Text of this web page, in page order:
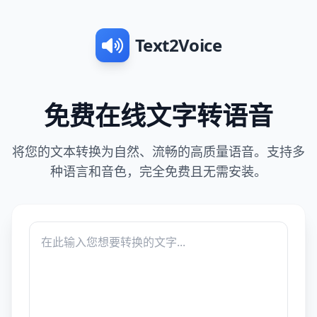
Text2Voice
免费在线文字转语音
将您的文本转换为自然、流畅的高质量语音。支持多
种语言和音色，完全免费且无需安装。